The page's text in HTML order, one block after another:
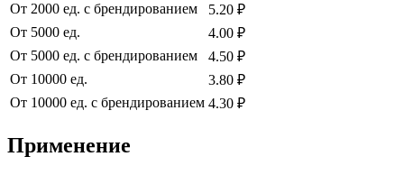
От 2000 ед. с брендированием
5.20 ₽
От 5000 ед.
4.00 ₽
От 5000 ед. с брендированием
4.50 ₽
От 10000 ед.
3.80 ₽
От 10000 ед. с брендированием 4.30 ₽
Применение